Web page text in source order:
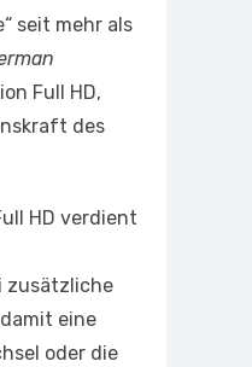
seit mehr als
Full HD,
des
HD verdient
zusätzliche
eine
oder die